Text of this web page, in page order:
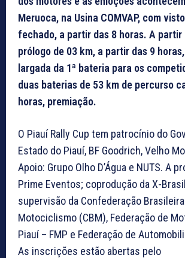
Meruoca, na Usina COMVAP, com
fechado, a partir das 8 horas. A partir
prólogo de 03 km, a partir das 9
largada da 1ª bateria para os
duas baterias de 53 km de percurso
horas, premiação.
O Piauí Rally Cup tem patrocínio do
Estado do Piauí, BF Goodrich, Velho
Apoio: Grupo Olho D’Água e NUTS. A
Prime Eventos; coprodução da X-
supervisão da Confederação
Motociclismo (CBM), Federação de
Piauí – FMP e Federação de
As inscrições estão abertas pelo